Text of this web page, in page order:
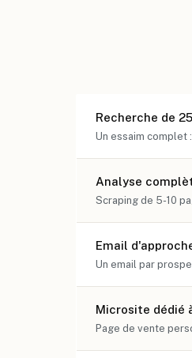
Recherche de
Un essaim complet
Analyse
Scraping de 5-10
Email
Un email par
Microsite dédié
Page de vente